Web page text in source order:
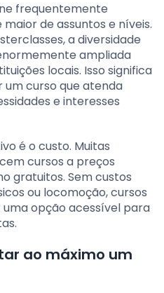
frequentemente
de assuntos e níveis.
a diversidade
ampliada
locais. Isso significa
curso que atenda
e interesses
é o custo. Muitas
cursos a preços
gratuitos. Sem custos
ou locomoção, cursos
opção acessível para
ao máximo um